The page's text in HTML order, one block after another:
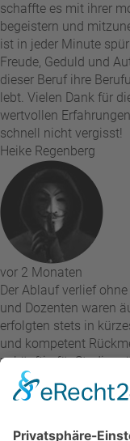
schaffte es mit ihrer
begeistern und
ist in jeder Minute
Freude, Geduld und
dieser Beruf ihre
lebt. Vielen Dank für
wertvollen
schnell nicht vergisst!
Heike Regenberg
vor 2 Monaten
Der Ablauf verlief
und Dozenten waren
erfolgten stets in
und kompetent
zukünftig für
und diese dort zu
weshalb ich diese
Ab Ab